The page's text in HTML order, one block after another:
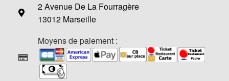
2 Avenue De La Fourragère
13012 Marseille
Moyens de paiement :